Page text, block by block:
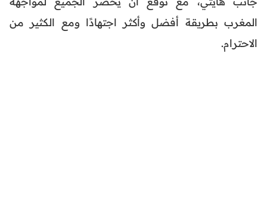
المغرب بطريقة أفضل وأكثر اجتهادًا ومع الكثير من
الاحترام.